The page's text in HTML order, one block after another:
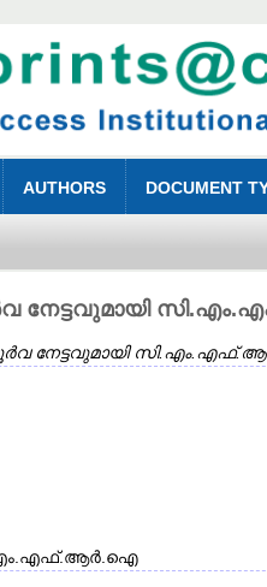
AUTHORS DOCUMENT
സി.എം.എഫ്.ആർ.ഐ